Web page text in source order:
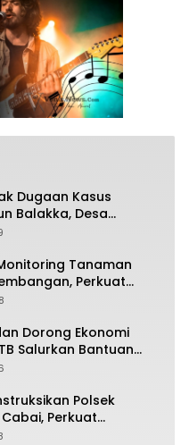
Dugaan Kasus
Balakka, Desa
Tuntas
Tanaman
Perkuat
Pangan Nasional
Dorong Ekonomi
Salurkan Bantuan
Aren Genjah Asal
Polsek
Perkuat
dan Stabilitas Harga